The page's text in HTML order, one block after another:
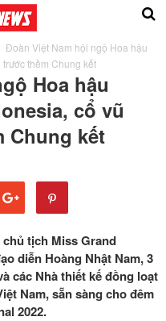
Đoàn Việt Nam hội ngộ Hoa hậu
thềm Chung kết
Hoa hậu
cổ vũ
Chung kết
tịch Miss Grand
diễn Hoàng Nhật Nam, 3
các Nhà thiết kế đồng loạt
Nam, sẵn sàng cho đêm
2022.